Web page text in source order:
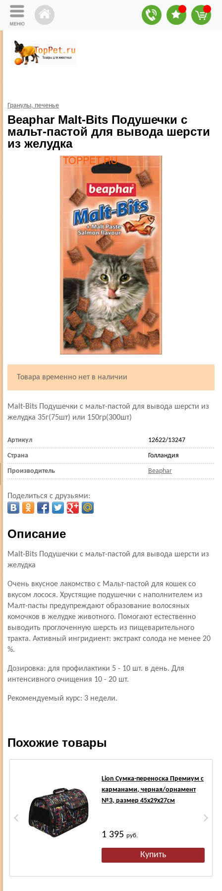
Гранулы, печенье
Beaphar Malt-Bits Подушечки с
мальт-пастой для вывода шерсти
из желудка
Товара временно нет в наличии
Malt-Bits Подушечки с мальт-пастой для вывода шерсти из
желудка 35г(75шт) или 150гр(300шт)
Артикул 12622/13247
Страна Голландия
Производитель Beaphar
Поделиться с друзьями:
Описание
Malt-Bits Подушечки с мальт-пастой для вывода шерсти из
желудка
Очень вкусное лакомство с Мальт-пастой для кошек со
вкусом лосося. Хрустящие подушечки с наполнителем из
Малт-пасты предупреждают образование волосяных
комочков в желудке животного. Помогают естественно
выводить проглоченную шерсть из пищеварительного
тракта. Активный ингридиент: экстракт солода не менее 20
%.
Дозировка: для профилактики 5 - 10 шт. в день. Для
интенсивного очищения 10 - 20 шт.
Рекомендуемый курс: 3 недели.
Похожие товары
Lion Сумка-переноска Премиум с
карманами, черная/орнамент
№3, размер 45х29х27см
1 395руб.